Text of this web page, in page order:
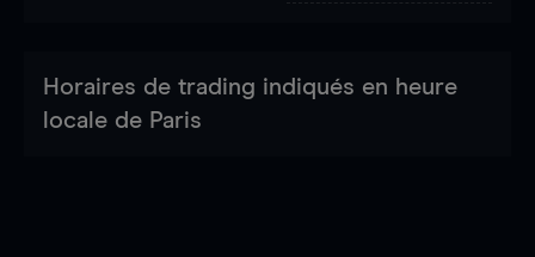
Horaires de trading indiqués en heure
locale de Paris